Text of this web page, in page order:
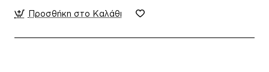
Προσθήκη στο Καλάθι